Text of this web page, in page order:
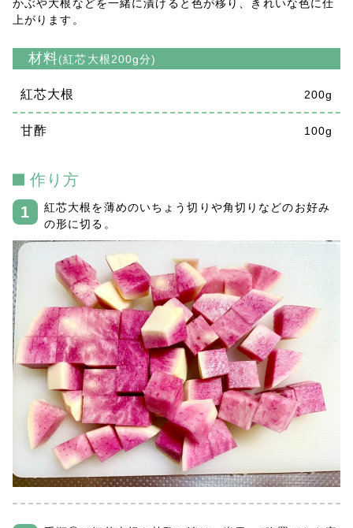
かぶや大根などを一緒に漬けると色が移り、きれいな色に仕
上がります。
材料(紅芯大根200g分)
紅芯大根 200g
甘酢 100g
作り方
紅芯大根を薄めのいちょう切りや角切りなどのお好み
の形に切る。